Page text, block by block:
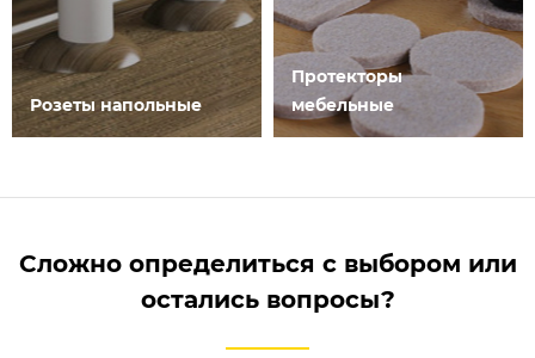
Розеты напольные
Протекторы
мебельные
Сложно определиться с выбором или
остались вопросы?